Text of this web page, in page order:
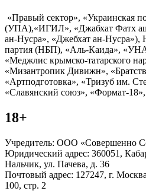
«Правый сектор», «Украинская
(УПА),«ИГИЛ», «Джабхат Фатх
ан-Нусра», «Джебхат ан-Нусра»),
партия (НБП), «Аль-Каида»,
«Меджлис крымско-татарского
«Мизантропик Дивижн»,
«Артподготовка», «Тризуб им.
«Славянский союз», «Формат-
18+
Учредитель: ООО «Совершенно
Юридический адрес: 360051,
Нальчик, ул. Пачева, д. 36
Почтовый адрес: 127247, г.
100, стр. 2